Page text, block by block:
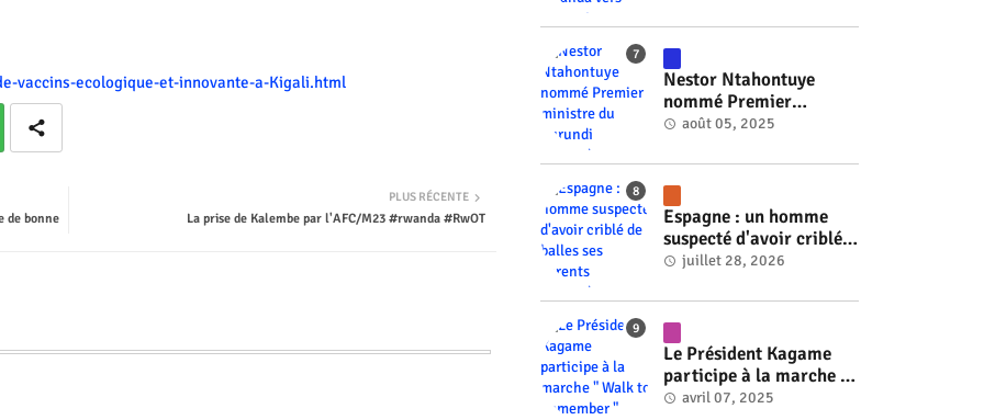
vaccins-ecologique-et-innovante-a-Kigali.html
PLUS RÉCENTE
La prise de Kalembe par l'AFC/M23 #rwanda #RwOT
de bonne
2030 #rwanda #RwOT
Nestor Ntahontuye
nommé Premier
ministre du Burundi
août 05, 2025
Espagne : un homme
suspecté d'avoir criblé
de balles ses parents
juillet 28, 2026
Le Président Kagame
participe à la marche "
Walk to Remember "
avril 07, 2025